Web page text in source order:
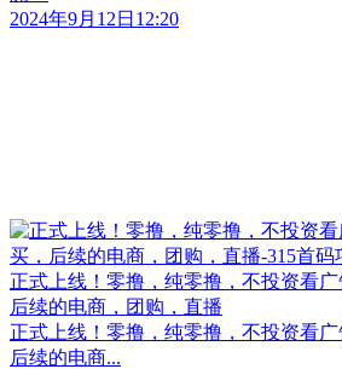
2024年9月12日12:20
正式上线！零撸，纯零撸，不投资看广
后续的电商，团购，直播
正式上线！零撸，纯零撸，不投资看广
后续的电商...